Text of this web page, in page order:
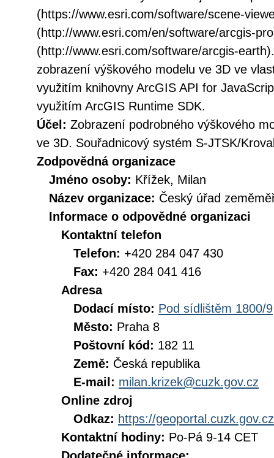
(https://www.esri.com/software/scene-
(http://www.esri.com/en/software/arcgis-
(http://www.esri.com/software/arcgis-
zobrazení výškového modelu ve 3D ve
využitím knihovny ArcGIS API for
využitím ArcGIS Runtime SDK.
Účel: Zobrazení podrobného výškového
ve 3D. Souřadnicový systém S-JTSK/
Zodpovědná organizace
Jméno osoby: Křížek, Milan
Název organizace: Český úřad
Informace o odpovědné organizaci
Kontaktní telefon
Telefon: +420 284 047 430
Fax: +420 284 041 416
Adresa
Dodací místo: Pod sídlištěm 1800/9
Město: Praha 8
Poštovní kód: 182 11
Země: Česká republika
E-mail: milan.krizek@cuzk.gov.cz
Online zdroj
Odkaz: https://geoportal.cuzk.gov.cz
Kontaktní hodiny: Po-Pá 9-14 CET